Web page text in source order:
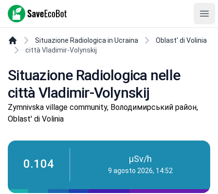
SaveEcoBot
Situazione Radiologica in Ucraina
Oblast' di Volinia
città Vladimir-Volynskij
Situazione Radiologica nelle
città Vladimir-Volynskij
Zymnivska village community, Володимирський район,
Oblast' di Volinia
0.104 µSv/h
9 agosto 2026, 14:52